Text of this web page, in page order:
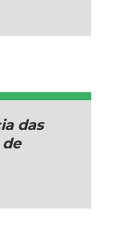
das